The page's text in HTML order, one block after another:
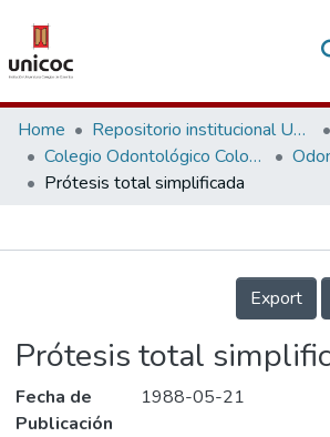
Communities & Collections
Research Outputs
People
Home Repositorio institucional Unicoc, RI-unicoc
Colegio Odontológico Colombiano
Prótesis total simplificada
Información de la
Export
Prótesis total
Fecha de
Publicación
1988-05-21